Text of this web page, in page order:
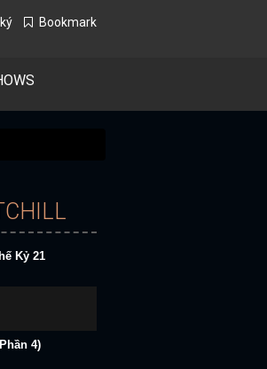
Bookmark
Kỷ 21
4)